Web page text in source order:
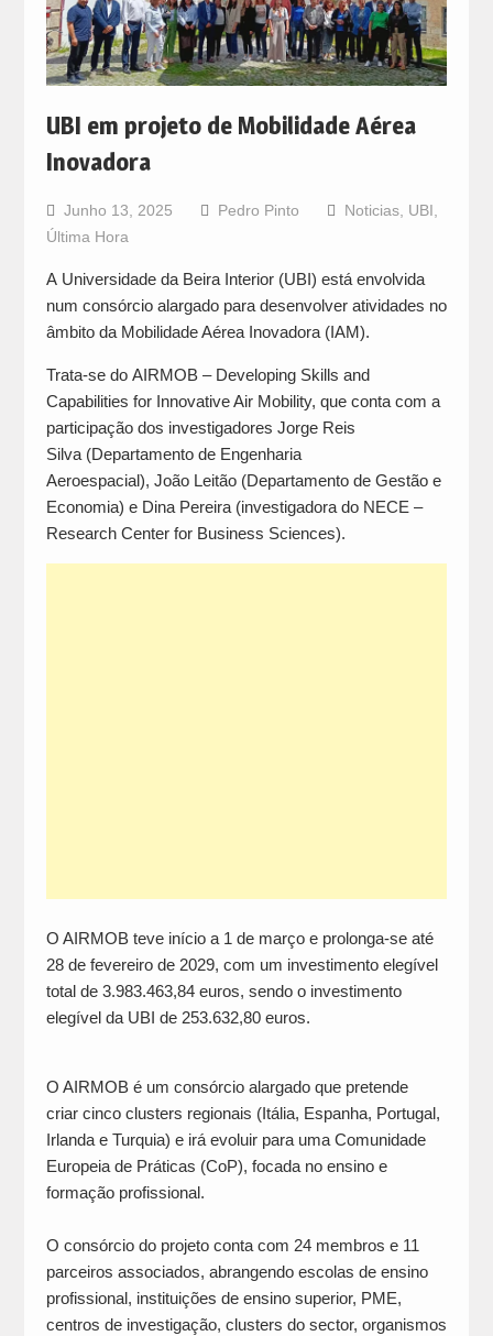
UBI em projeto de Mobilidade Aérea
Inovadora
Junho 13, 2025 Pedro Pinto Noticias, UBI
Última Hora
A Universidade da Beira Interior (UBI) está envolvida
num consórcio alargado para desenvolver atividades no
âmbito da Mobilidade Aérea Inovadora (IAM).
Trata-se do AIRMOB – Developing Skills and
Capabilities for Innovative Air Mobility, que conta com a
participação dos investigadores Jorge Reis
Silva (Departamento de Engenharia
Aeroespacial), João Leitão (Departamento de Gestão e
Economia) e Dina Pereira (investigadora do NECE –
Research Center for Business Sciences).
O AIRMOB teve início a 1 de março e prolonga-se até
28 de fevereiro de 2029, com um investimento elegível
total de 3.983.463,84 euros, sendo o investimento
elegível da UBI de 253.632,80 euros.
O AIRMOB é um consórcio alargado que pretende
criar cinco clusters regionais (Itália, Espanha, Portugal,
Irlanda e Turquia) e irá evoluir para uma Comunidade
Europeia de Práticas (CoP), focada no ensino e
formação profissional.
O consórcio do projeto conta com 24 membros e 11
parceiros associados, abrangendo escolas de ensino
profissional, instituições de ensino superior, PME,
centros de investigação, clusters do sector, organismos